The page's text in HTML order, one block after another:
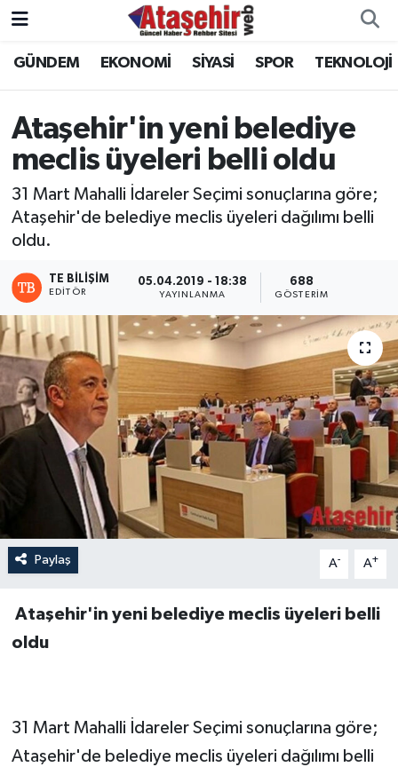
GÜNDEM EKONOMİ SİYASİ SPOR TEKNOLOJİ
Ataşehir'in yeni belediye
meclis üyeleri belli oldu
31 Mart Mahalli İdareler Seçimi sonuçlarına göre;
Ataşehir'de belediye meclis üyeleri dağılımı belli
oldu.
TE BILIŞIM
EDITÖR
05.04.2019 - 18:38
YAYINLANMA
688
GÖSTERIM
Paylaş A- A+
Ataşehir'in yeni belediye meclis üyeleri belli
oldu
31 Mart Mahalli İdareler Seçimi sonuçlarına göre;
Ataşehir'de belediye meclis üyeleri dağılımı belli
Hava Durumu
Trafik Durumu
Süper Lig Puan Durumu ve Fikstür
Tüm Manşetler
Son Dakika Haberleri
Haber Arşivi